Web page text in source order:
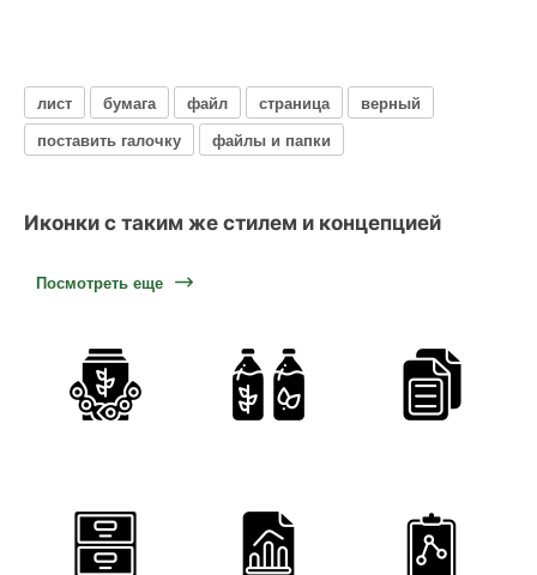
лист бумага файл страница
верный
поставить галочку
файлы и папки
Иконки с таким же стилем и концепцией
Посмотреть еще